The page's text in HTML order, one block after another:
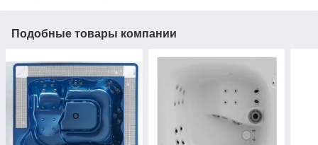
Подобные товары компании